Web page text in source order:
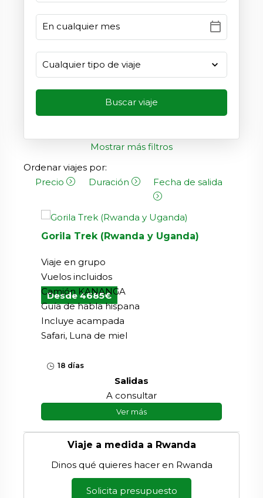
calendar_today
Mostrar más filtros
Ordenar viajes por:
Precio
Duración Fecha de salida
Desde 4685€
Gorila Trek (Rwanda y Uganda)
Viaje en grupo
Vuelos incluidos
Camión KANANGA
Guía de habla hispana
Incluye acampada
Safari, Luna de miel
18 días
Salidas
A consultar
Ver más
Viaje a medida a Rwanda
Dinos qué quieres hacer en Rwanda
Solicita presupuesto